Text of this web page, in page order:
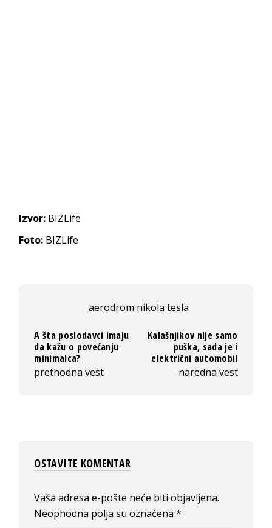
Izvor: BIZLife
Foto: BIZLife
aerodrom nikola tesla
A šta poslodavci imaju
da kažu o povećanju
minimalca?
prethodna vest
Kalašnjikov nije samo
puška, sada je i
električni automobil
naredna vest
OSTAVITE KOMENTAR
Vaša adresa e-pošte neće biti objavljena.
Neophodna polja su označena*